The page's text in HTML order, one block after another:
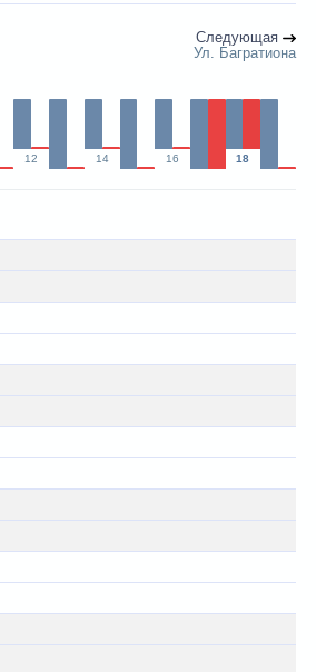
Следующая
Ул. Багратиона
12 14 16 18
Волковыск - остановка ул.